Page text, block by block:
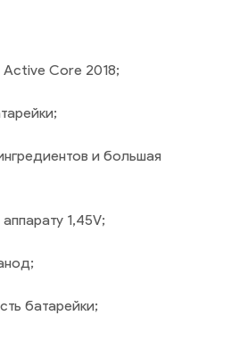
Active Core 2018;
и большая
1,45V;
батарейки;